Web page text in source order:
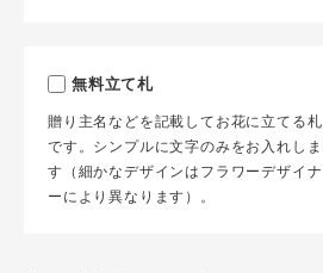
無料立て札
贈り主名などを記載してお花に立てる札
です。シンプルに文字のみをお入れしま
す（細かなデザインはフラワーデザイナ
ーにより異なります）。